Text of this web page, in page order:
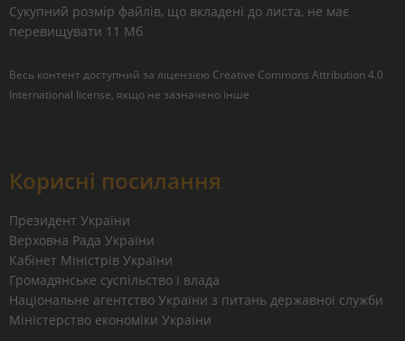
Сукупний розмір файлів, що вкладені до листа, не має
перевищувати 11 Мб
Весь контент доступний за ліцензією Creative Commons Attribution 4.0
International license, якщо не зазначено інше
Корисні посилання
Президент України
Верховна Рада України
Кабінет Міністрів України
Громадянське суспільство і влада
Національне агентство України з питань державної служби
Міністерство економіки України